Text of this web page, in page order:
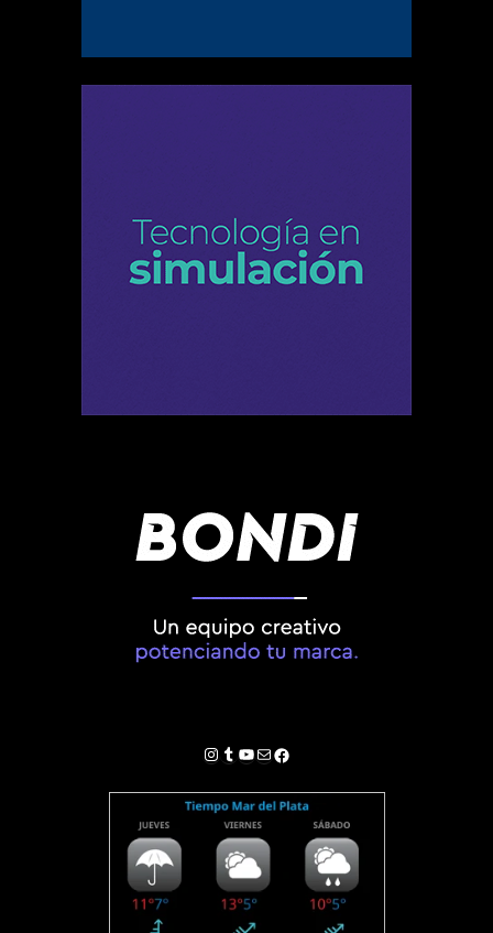
Instagram
Tumblr
YouTube
Correo electrónico
Facebook